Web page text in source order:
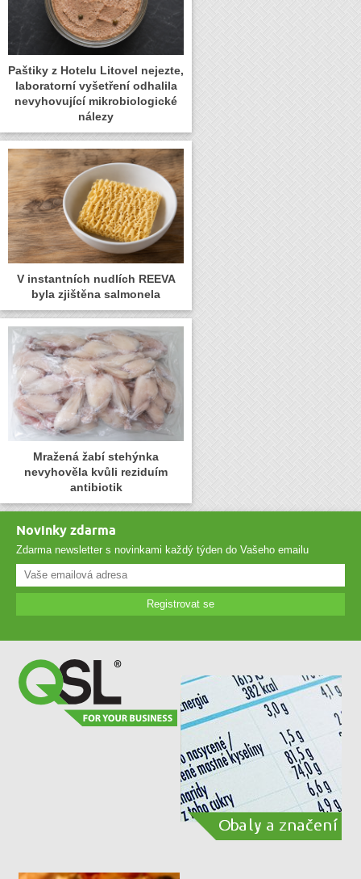
Paštiky z Hotelu Litovel nejezte,
laboratorní vyšetření odhalila
nevyhovující mikrobiologické
nálezy
V instantních nudlích REEVA
byla zjištěna salmonela
Mražená žabí stehýnka
nevyhověla kvůli reziduím
antibiotik
Novinky zdarma
Zdarma newsletter s novinkami každý týden do Vašeho emailu
Registrovat se